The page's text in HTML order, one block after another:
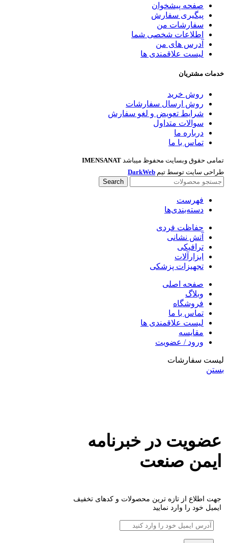
صفحه پیشخوان
پیگیری سفارش
سفارشات من
اطلاعات شخصی شما
آدرس های من
لیست علاقمندی ها
خدمات مشتریان
روش خرید
روش ارسال سفارشات
شرایط تعویض و لغو سفارش
سوالات متداول
درباره ما
تماس با ما
تمامی حقوق وبسایت محفوظ میباشد IMENSANAT
طراحی سایت توسط تیم DarkWeb
Search
فهرست
دسته‌بندی‌ها
حفاظت فردی
آتش نشانی
ترافیکی
ابزارآلات
تجهیزات پزشکی
صفحه اصلی
وبلاگ
فروشگاه
تماس با ما
لیست علاقمندی ها
مقایسه
ورود / عضویت
لیست سفارشات
بستن
عضویت در خبرنامه
ایمن صنعت
جهت اطلاع از تازه ترین محصولات و کدهای تخفیف
ایمیل خود را وارد نمایید